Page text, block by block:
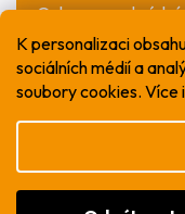
K personalizaci
sociálních médií a
soubory cookies. Více
Ochrana osobních